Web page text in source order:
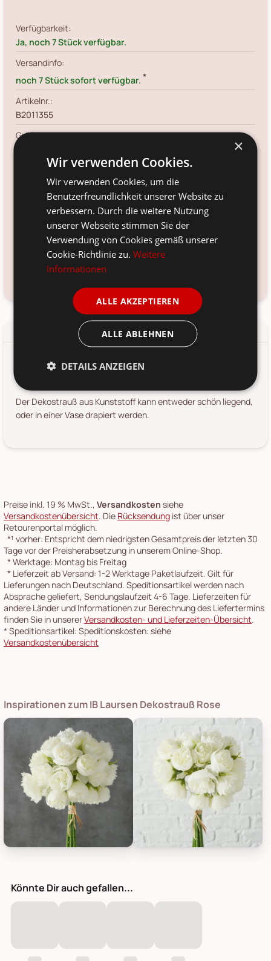
Verfügbarkeit:
Ja, noch 7 Stück verfügbar.
Versandinfo:
noch 7 Stück sofort verfügbar. *
Artikelnr.:
B2011355
Größe:
grün/weiss
Kunststoff
Voraussichtliche Lieferung:
-14. Aug 2026*
Produkt-/Sicherheitshinweise
Der süße Dekostrauß Rose von Boltze ist ideal zum
Dekorieren.
Der Dekostrauß aus Kunststoff kann entweder schön liegend,
oder in einer Vase drapiert werden.
Preise inkl. 19 % MwSt., Versandkosten siehe
Versandkostenübersicht. Die Rücksendung ist über unser
Retourenportal möglich.
*¹ vorher: Entspricht dem niedrigsten Gesamtpreis der letzten 30
Tage vor der Preisherabsetzung in unserem Online-Shop.
*Werktage: Montag bis Freitag
* Lieferzeit ab Versand: 1-2 Werktage Paketlaufzeit. Gilt für
Lieferungen nach Deutschland. Speditionsartikel werden nach
Absprache geliefert, Sendungslaufzeit 4-6 Tage. Lieferzeiten für
andere Länder und Informationen zur Berechnung des Liefertermins
finden Sie in unsererVersandkosten- und Lieferzeiten-Übersicht.
*Speditionsartikel: Speditionskosten: siehe
Versandkostenübersicht
Inspirationen zum IB Laursen Dekostrauß Rose
Könnte Dir auch gefallen...
×
Wir verwenden Cookies.
Wir verwenden Cookies, um die
Benutzerfreundlichkeit unserer Website zu
verbessern. Durch die weitere Nutzung
unserer Webseite stimmen Sie der
Verwendung von Cookies gemäß unserer
Cookie-Richtlinie zu.Weitere
Informationen
ALLE AKZEPTIEREN
ALLE ABLEHNEN
DETAILS ANZEIGEN